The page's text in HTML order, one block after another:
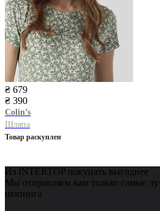
₴ 679
₴ 390
Colin’s
Шляпа
Товар раскуплен
Из INTERTOP покупать выгоднее
Мы отправляем вам только самые
шопинга